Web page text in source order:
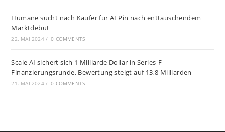
Humane sucht nach Käufer für AI Pin nach enttäuschendem
Marktdebüt
22. MAI 2024 / 0 COMMENTS
Scale AI sichert sich 1 Milliarde Dollar in Series-F-
Finanzierungsrunde, Bewertung steigt auf 13,8 Milliarden
21. MAI 2024 / 0 COMMENTS